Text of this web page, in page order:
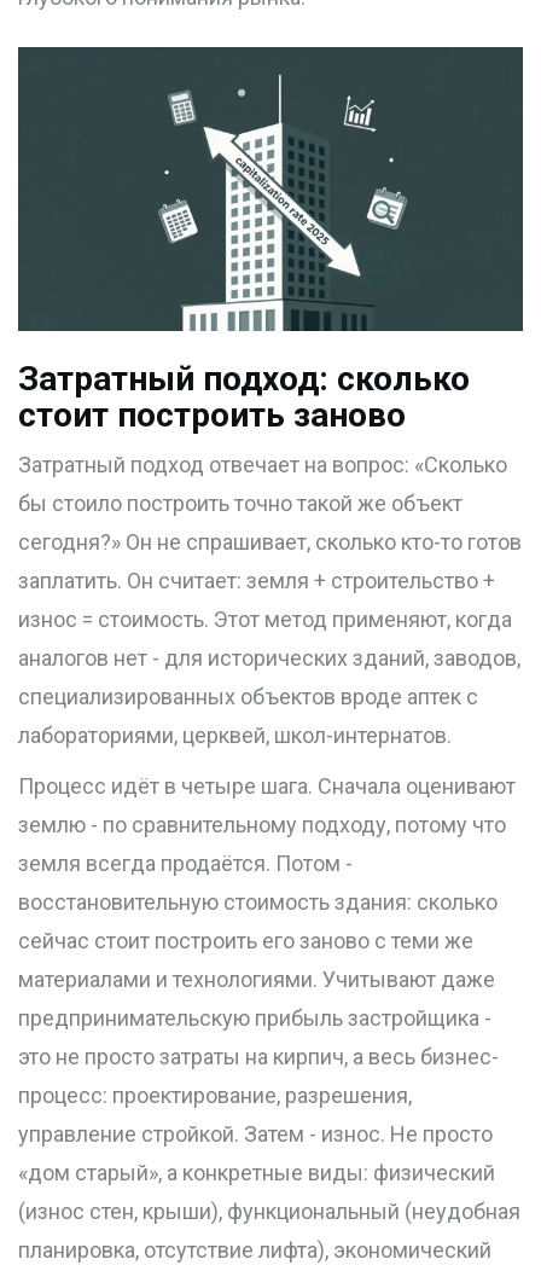
Затратный подход: сколько
стоит построить заново
Затратный подход отвечает на вопрос: «Сколько
бы стоило построить точно такой же объект
сегодня?» Он не спрашивает, сколько кто-то готов
заплатить. Он считает: земля + строительство +
износ = стоимость. Этот метод применяют, когда
аналогов нет - для исторических зданий, заводов,
специализированных объектов вроде аптек с
лабораториями, церквей, школ-интернатов.
Процесс идёт в четыре шага. Сначала оценивают
землю - по сравнительному подходу, потому что
земля всегда продаётся. Потом -
восстановительную стоимость здания: сколько
сейчас стоит построить его заново с теми же
материалами и технологиями. Учитывают даже
предпринимательскую прибыль застройщика -
это не просто затраты на кирпич, а весь бизнес-
процесс: проектирование, разрешения,
управление стройкой. Затем - износ. Не просто
«дом старый», а конкретные виды: физический
(износ стен, крыши), функциональный (неудобная
планировка, отсутствие лифта), экономический